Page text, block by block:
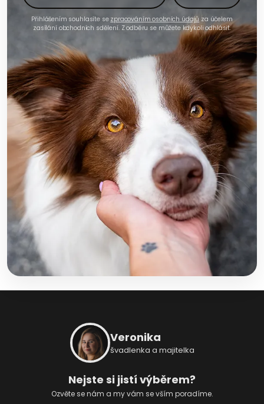
Přihlášením souhlasíte se zpracováním osobních údajů za účelem
zasílání obchodních sdělení. Z odběru se můžete kdykoli odhlásit.
Veronika
švadlenka a majitelka
Nejste si jistí výběrem?
Ozvěte se nám a my vám se vším poradíme.